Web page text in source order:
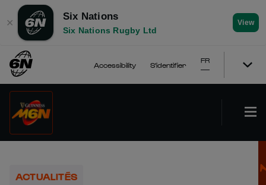
✕
Six Nations
Six Nations Rugby Ltd
View
Accessibility S'identifier
FR
ACTUALITÉS